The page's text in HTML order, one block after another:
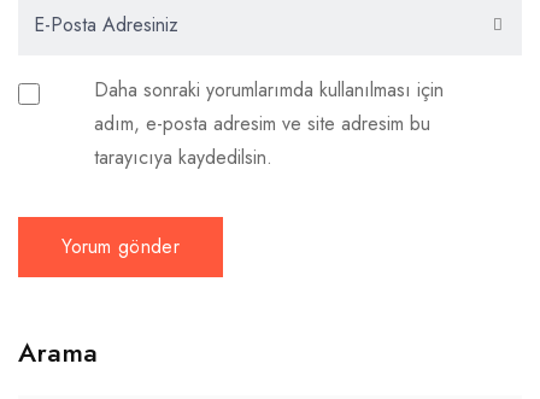
Daha sonraki yorumlarımda kullanılması için
adım, e-posta adresim ve site adresim bu
tarayıcıya kaydedilsin.
Arama